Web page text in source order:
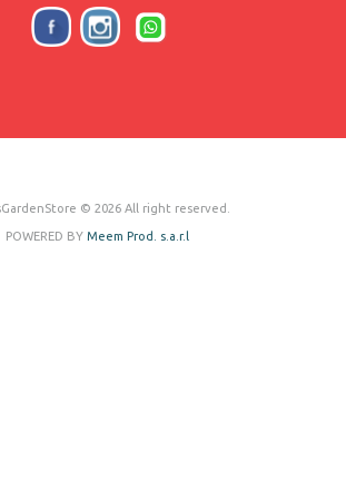
© 2026 All right reserved.
POWERED BY Meem Prod. s.a.r.l